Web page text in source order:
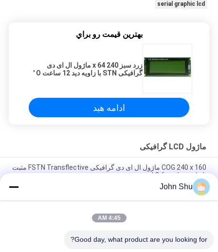
serial graphic lcd
بهترين قيمت رو براي
زرد سبز 240 x 64 ماژول ال ای دی
گرافیکی STN با زاویه دید 12 ساعت O '
ادامه هید
ماژول LCD گرافیکی
COG 240 x 160 ماژول ال ای دی گرافیکی FSTN Transflective مثبت
با زاویه ساعت 6 O '
گرافیکی LCD
John Shu
4:45 AM
Good day, what product are you looking for?